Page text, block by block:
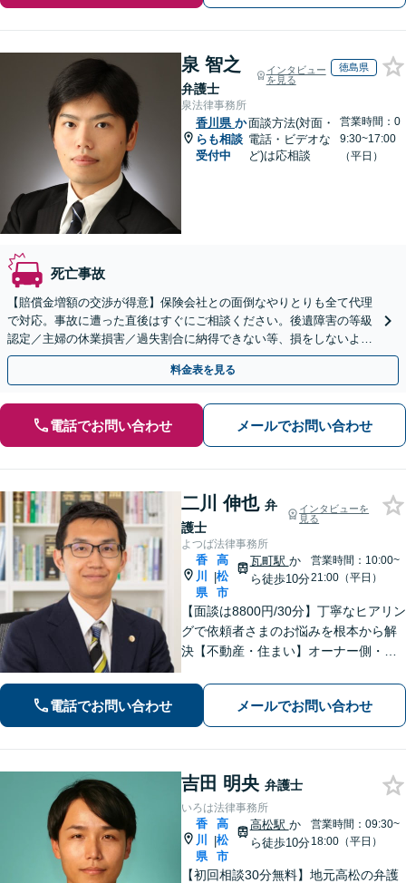
泉 智之
弁護士
インタビュー
を見る
徳島県
泉法律事務所
香川県 か
らも相談
受付中
面談方法(対面・
電話・ビデオな
ど)は応相談
営業時間：0
9:30~17:00
（平日）
死亡事故
【賠償金増額の交渉が得意】保険会社との面倒なやりとりも全て代理
で対応。事故に遭った直後はすぐにご相談ください。後遺障害の等級
認定／主婦の休業損害／過失割合に納得できない等、損をしないよう
に最後までフォローします！
料金表を見る
電話でお問い合わせ メールでお問い合わせ
二川 伸也 弁
護士
インタビューを
見る
よつば法律事務所
香
川
県
|
高
松
市
瓦町駅 か
ら徒歩10分
営業時間：10:00~
21:00（平日）
【面談は8800円/30分】丁寧なヒアリン
グで依頼者さまのお悩みを根本から解
決【不動産・住まい】オーナー側・借
遺言】他士業との連携でスピーディー
に解決します【夜間・休日相談可】
【個室完備】【瓦町駅10分】
電話でお問い合わせ メールでお問い合わせ
吉田 明央 弁護士
いろは法律事務所
香
川
県
|
高
松
市
高松駅 か
ら徒歩10分
営業時間：09:30~
18:00（平日）
【初回相談30分無料】地元高松の弁護